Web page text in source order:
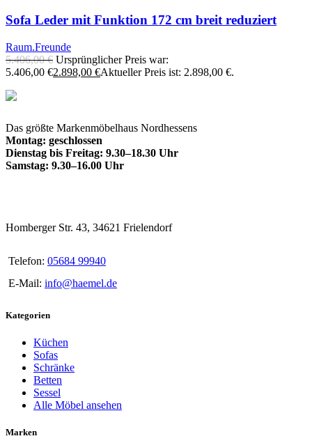
Sofa Leder mit Funktion 172 cm breit reduziert
Raum.Freunde
5.406,00€ Ursprünglicher Preis war:
5.406,00 €2.898,00 €Aktueller Preis ist: 2.898,00 €.
Das größte Markenmöbelhaus Nordhessens
Montag: geschlossen
Dienstag bis Freitag: 9.30–18.30 Uhr
Samstag: 9.30–16.00 Uhr
Homberger Str. 43, 34621 Frielendorf
Telefon: 05684 99940
E-Mail: info@haemel.de
Kategorien
Küchen
Sofas
Schränke
Betten
Sessel
Alle Möbel ansehen
Marken